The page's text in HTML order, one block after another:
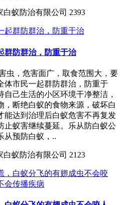
白蚁防治有限公司 2393
群防群治，防重于治
虫，危害面广，取食范围大，要
体市民一起群防群治，防重于
己生活的小区环境干净整洁，
，断绝白蚁的食物来源，破坏白
能达到治理后白蚁危害不再复发
止蚁害继续蔓延。乐从防白蚁公
从预防白蚁，..
白蚁防治有限公司 2123